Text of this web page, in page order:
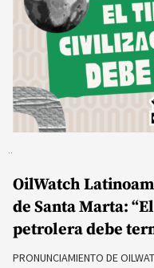
OilWatch
de Santa Marta:
petrolera debe
PRONUNCIAMIENTO DE